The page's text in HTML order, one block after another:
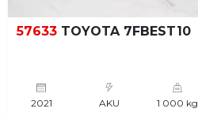
57633 TOYOTA 7FBEST10
2021 AKU 1 000 kg